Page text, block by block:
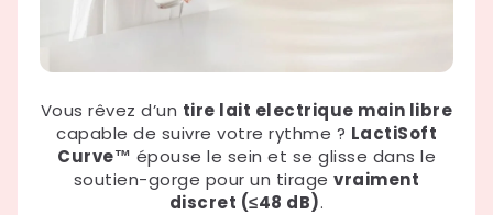
Vous rêvez d’un tire lait electrique main libre
capable de suivre votre rythme ? LactiSoft
Curve™ épouse le sein et se glisse dans le
soutien-gorge pour un tiragevraiment
discret (≤48 dB).